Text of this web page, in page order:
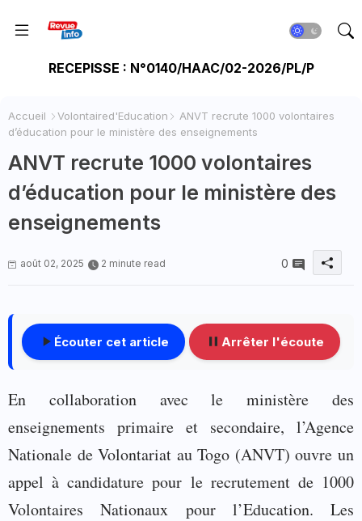
RECEPISSE : N°0140/HAAC/02-2026/PL/P
Accueil Volontaired'Education
ANVT recrute 1000 volontaires
d’éducation pour le ministère des enseignements
ANVT recrute 1000 volontaires
d’éducation pour le ministère des
enseignements
août 02, 2025 2 minute read 0
Écouter cet article Arrêter l'écoute
En collaboration avec le ministère des
enseignements primaire et secondaire, l’Agence
Nationale de Volontariat au Togo (ANVT) ouvre un
appel à candidature pour le recrutement de 1000
Volontaires Nationaux pour l’Education. Les